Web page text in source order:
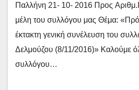
Παλλήνη 21- 10- 2016 Προς
μέλη του συλλόγου μας Θέμα:
έκτακτη γενική συνέλευση του
Δελμούζου (8/11/2016)» Καλούμε
συλλόγου…